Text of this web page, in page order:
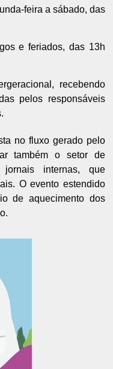
feira a sábado, das
e feriados, das 13h
recebendo
pelos responsáveis
no fluxo gerado pelo
também o setor de
internas, que
O evento estendido
de aquecimento dos